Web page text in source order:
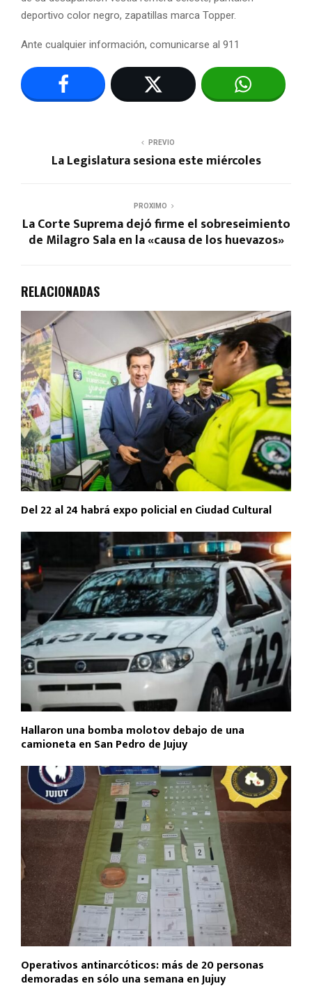
deportivo color negro, zapatillas marca Topper.
Ante cualquier información, comunicarse al 911
PREVIO
La Legislatura sesiona este miércoles
PROXIMO
La Corte Suprema dejó firme el sobreseimiento
de Milagro Sala en la «causa de los huevazos»
RELACIONADAS
Del 22 al 24 habrá expo policial en Ciudad Cultural
Hallaron una bomba molotov debajo de una
camioneta en San Pedro de Jujuy
Operativos antinarcóticos: más de 20 personas
demoradas en sólo una semana en Jujuy